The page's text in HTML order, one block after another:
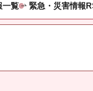
一覧 緊急・災害情報